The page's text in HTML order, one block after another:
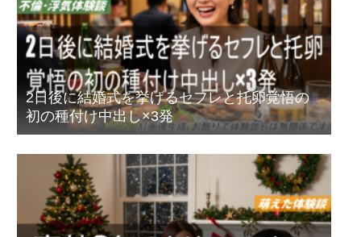
2日後に結婚式を挙げるセフレと托卵覚悟の
初の種付け中出し×3発